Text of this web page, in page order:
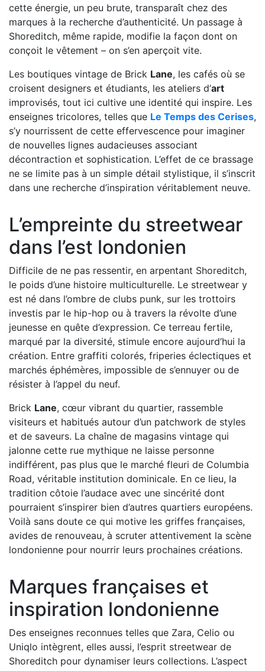
cette énergie, un peu brute, transparaît chez des
marques à la recherche d’authenticité. Un passage à
Shoreditch, même rapide, modifie la façon dont on
conçoit le vêtement – on s’en aperçoit vite.
Les boutiques vintage de Brick Lane, les cafés où se
croisent designers et étudiants, les ateliers d’art
improvisés, tout ici cultive une identité qui inspire. Les
enseignes tricolores, telles que Le Temps des Cerises,
s’y nourrissent de cette effervescence pour imaginer
de nouvelles lignes audacieuses associant
décontraction et sophistication. L’effet de ce brassage
ne se limite pas à un simple détail stylistique, il s’inscrit
dans une recherche d’inspiration véritablement neuve.
L’empreinte du streetwear
dans l’est londonien
Difficile de ne pas ressentir, en arpentant Shoreditch,
le poids d’une histoire multiculturelle. Le streetwear y
est né dans l’ombre de clubs punk, sur les trottoirs
investis par le hip-hop ou à travers la révolte d’une
jeunesse en quête d’expression. Ce terreau fertile,
marqué par la diversité, stimule encore aujourd’hui la
création. Entre graffiti colorés, friperies éclectiques et
marchés éphémères, impossible de s’ennuyer ou de
résister à l’appel du neuf.
Brick Lane, cœur vibrant du quartier, rassemble
visiteurs et habitués autour d’un patchwork de styles
et de saveurs. La chaîne de magasins vintage qui
jalonne cette rue mythique ne laisse personne
indifférent, pas plus que le marché fleuri de Columbia
Road, véritable institution dominicale. En ce lieu, la
tradition côtoie l’audace avec une sincérité dont
pourraient s’inspirer bien d’autres quartiers européens.
Voilà sans doute ce qui motive les griffes françaises,
avides de renouveau, à scruter attentivement la scène
londonienne pour nourrir leurs prochaines créations.
Marques françaises et
inspiration londonienne
Des enseignes reconnues telles que Zara, Celio ou
Uniqlo intègrent, elles aussi, l’esprit streetwear de
Shoreditch pour dynamiser leurs collections. L’aspect